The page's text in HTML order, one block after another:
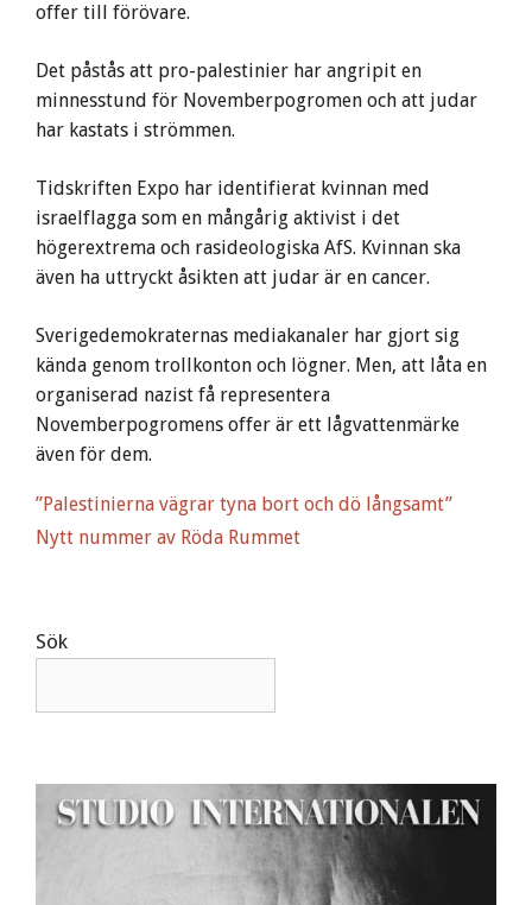
offer till förövare.
Det påstås att pro-palestinier har angripit en
minnesstund för Novemberpogromen och att judar
har kastats i strömmen.
Tidskriften Expo har identifierat kvinnan med
israelflagga som en mångårig aktivist i det
högerextrema och rasideologiska AfS. Kvinnan ska
även ha uttryckt åsikten att judar är en cancer.
Sverigedemokraternas mediakanaler har gjort sig
kända genom trollkonton och lögner. Men, att låta en
organiserad nazist få representera
Novemberpogromens offer är ett lågvattenmärke
även för dem.
”Palestinierna vägrar tyna bort och dö långsamt”
Nytt nummer av Röda Rummet
Sök